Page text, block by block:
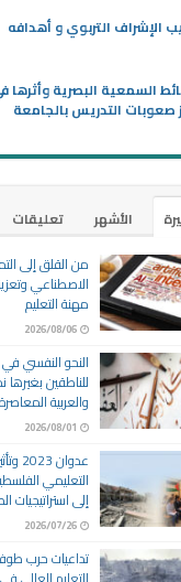
الإشراف التربوي و أهدافه
السمعية البصرية وأثرها
صعوبات التدريس بالجامعة
الأشهر تعليقات
من القلق إلى
الاصطناعي
مهنة التعليم
2026/08/06
النحو النفسي في
للناطقين
والعربية المعاصرة
2026/08/01
التعليمي
إلى استراتيجيات
2026/07/26
تداعيات حرب